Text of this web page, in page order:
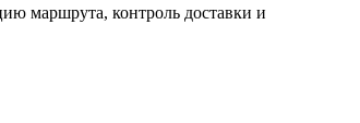
маршрута, контроль доставки и